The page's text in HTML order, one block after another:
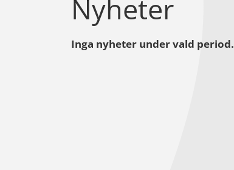
Nyheter
Inga nyheter under vald period.